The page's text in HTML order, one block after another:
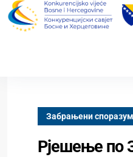
Забрањени
Рјешење по